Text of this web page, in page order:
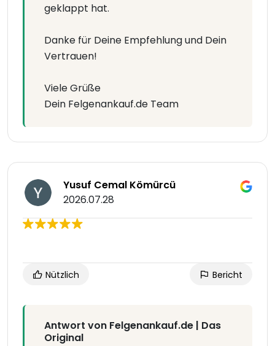
geklappt hat.
Danke für Deine Empfehlung und Dein
Vertrauen!
Viele Grüße
Dein Felgenankauf.de Team
Yusuf Cemal Kömürcü
2026.07.28
Nützlich Bericht
Antwort von Felgenankauf.de | Das
Original